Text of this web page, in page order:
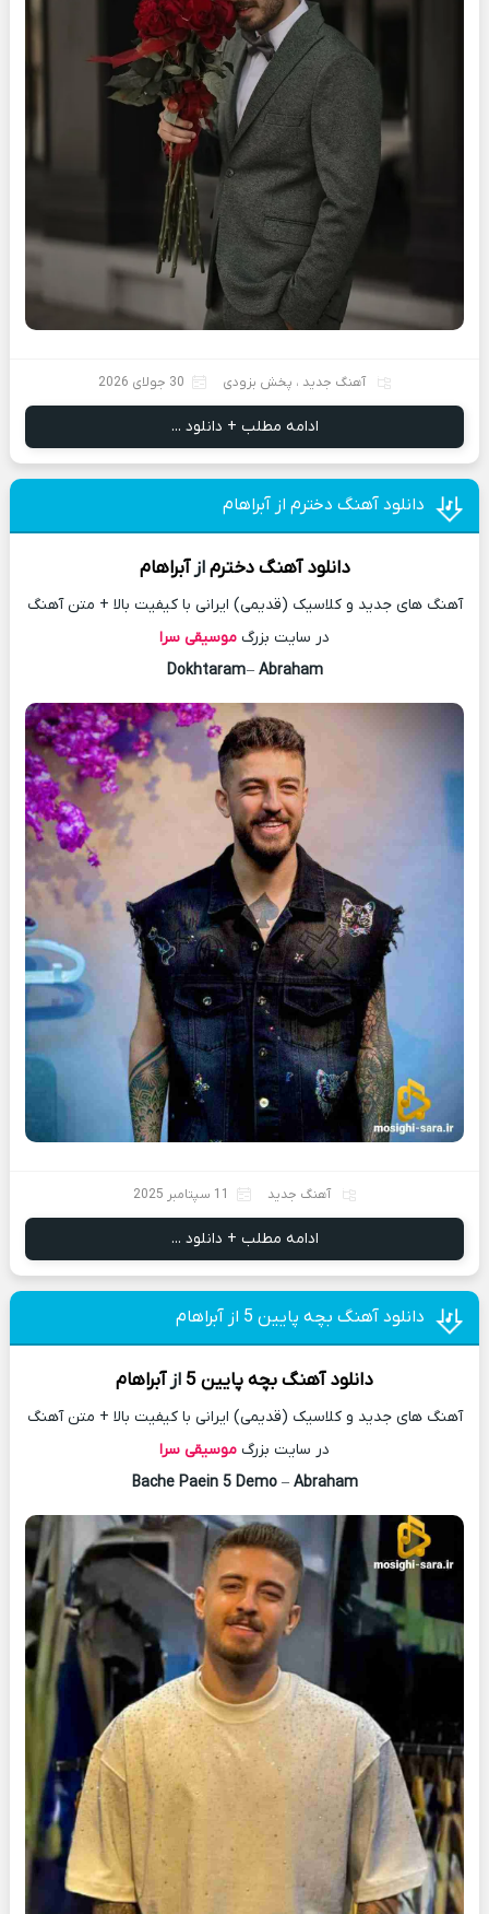
آهنگ جدید ، پخش بزودی 30 جولای 2026
ادامه مطلب + دانلود ...
دانلود آهنگ دخترم از آبراهام
دانلود آهنگ دخترم ازآبراهام
آهنگ های جدید و کلاسیک (قدیمی) ایرانی با کیفیت بالا + متن آهنگ
در سایت بزرگ موسیقی سرا
Dokhtaram– Abraham
آهنگ جدید 11 سپتامبر 2025
ادامه مطلب + دانلود ...
دانلود آهنگ بچه پایین 5 از آبراهام
دانلود آهنگبچه پایین 5 ازآبراهام
آهنگ های جدید و کلاسیک (قدیمی) ایرانی با کیفیت بالا + متن آهنگ
در سایت بزرگ موسیقی سرا
Bache Paein 5 Demo– Abraham